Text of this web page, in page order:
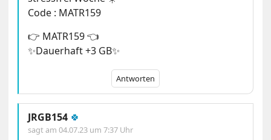
Code : MATR159
👉 MATR159 👈
✨Dauerhaft +3 GB✨
Antworten
JRGB154 🍀
sagt am04.07.23 um 7:37 Uhr